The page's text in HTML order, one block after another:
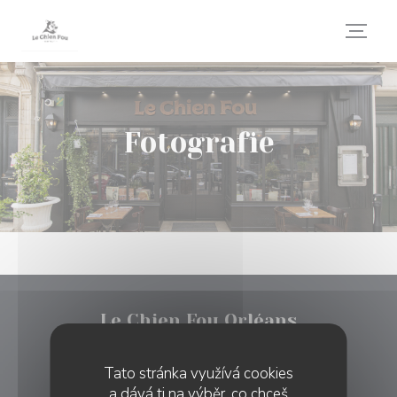
Tato stránka využívá cookies
Fotografie
Le Chien Fou Orléans
3 Rue Jean Hupeau 45000 Orléans
02 38 68 35 73